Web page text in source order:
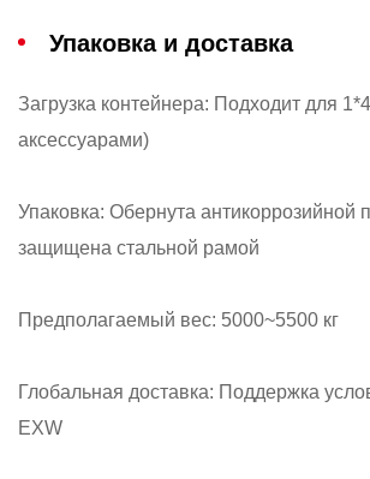
Упаковка и доставка
Загрузка контейнера: Подходит для
аксессуарами)
Упаковка: Обернута антикоррозийной
защищена стальной рамой
Предполагаемый вес: 5000~5500 кг
Глобальная доставка: Поддержка
EXW